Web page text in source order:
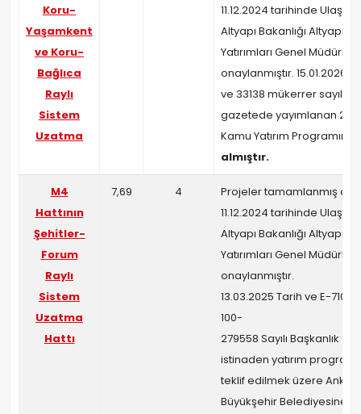
Koru-
Yaşamkent
ve Koru-
Bağlıca
Raylı
Sistem
Uzatma
11.12.2024 tarihinde
Altyapı Bakanlığı Altyapı
Yatırımları Genel
onaylanmıştır. 15.01.2026
ve 33138 mükerrer sayılı
gazetede yayımlanan 2026
Kamu Yatırım Programın
almıştır.
M4
Hattının
Şehitler-
Forum
Raylı
Sistem
Uzatma
Hattı
7,69 4
Projeler tamamlanmış
11.12.2024 tarihinde
Altyapı Bakanlığı Altyapı
Yatırımları Genel
onaylanmıştır.
13.03.2025 Tarih ve E-
100-
279558 Sayılı Başkanlık
istinaden yatırım
teklif edilmek üzere
Büyükşehir Belediyesine